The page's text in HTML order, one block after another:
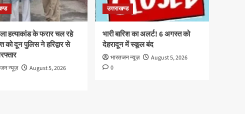
हत्याकांड के फरार चल रहे
को दून पुलिस ने हरिद्वार से
न्यूज़
August 5, 2026
उत्तराखण्ड
भारी बारिश का अलर्ट! 6 अगस्त को
देहरादून में स्कूल बंद
भारतजन न्यूज़
August 5, 2026
0